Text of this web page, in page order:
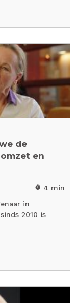
de
en
timer 4 min
in
2010 is